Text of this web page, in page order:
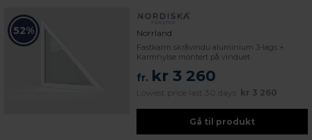
52% Norrland
Fastkarm skråvindu aluminium 3-lags +
Karmhylse montert på vinduet
fr. kr 3 260
Lowest price last 30 days: kr 3 260
Gå til produkt